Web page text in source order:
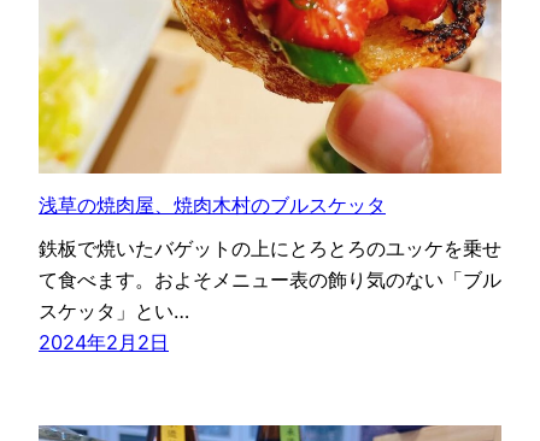
浅草の焼肉屋、焼肉木村のブルスケッタ
鉄板で焼いたバゲットの上にとろとろのユッケを乗せ
て食べます。およそメニュー表の飾り気のない「ブル
スケッタ」とい…
2024年2月2日